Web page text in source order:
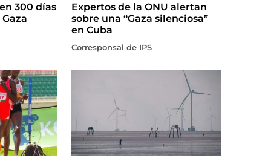
300 días
Expertos de la ONU alertan
sobre una “Gaza silenciosa”
en Cuba
Corresponsal de IPS